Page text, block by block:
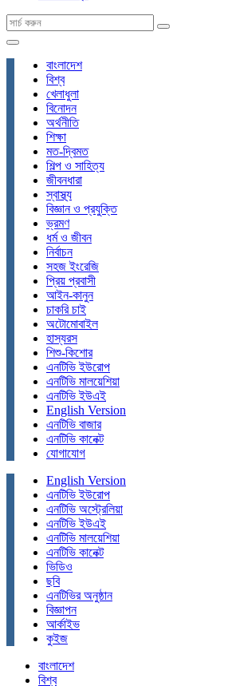
বাংলাদেশ
বিশ্ব
খেলাধুলা
বিনোদন
অর্থনীতি
শিক্ষা
মত-দ্বিমত
শিল্প ও সাহিত্য
জীবনধারা
স্বাস্থ্য
বিজ্ঞান ও প্রযুক্তি
ভ্রমণ
ধর্ম ও জীবন
নির্বাচন
সহজ ইংরেজি
প্রিয় প্রবাসী
আইন-কানুন
চাকরি চাই
অটোমোবাইল
হাস্যরস
শিশু-কিশোর
এনটিভি ইউরোপ
এনটিভি মালয়েশিয়া
এনটিভি ইউএই
English Version
এনটিভি বাজার
এনটিভি কানেক্ট
যোগাযোগ
English Version
এনটিভি ইউরোপ
এনটিভি অস্ট্রেলিয়া
এনটিভি ইউএই
এনটিভি মালয়েশিয়া
এনটিভি কানেক্ট
ভিডিও
ছবি
এনটিভির অনুষ্ঠান
বিজ্ঞাপন
আর্কাইভ
কুইজ
বাংলাদেশ
বিশ্ব